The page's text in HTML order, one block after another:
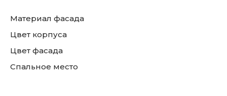
Материал фасада
Цвет корпуса
Цвет фасада
Спальное место